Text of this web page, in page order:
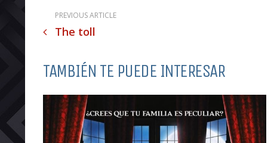
PREVIOUS ARTICLE
The toll
TAMBIÉN TE PUEDE INTERESAR